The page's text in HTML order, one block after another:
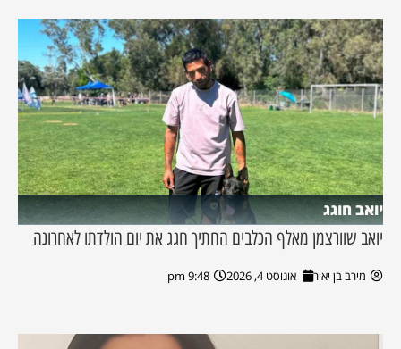
יואב חוגג
יואב שוורצמן מאלף הכלבים החתיך חגג את יום הולדתו לאחרונה
מירב בן יאיר אוגוסט 4, 2026 9:48 pm